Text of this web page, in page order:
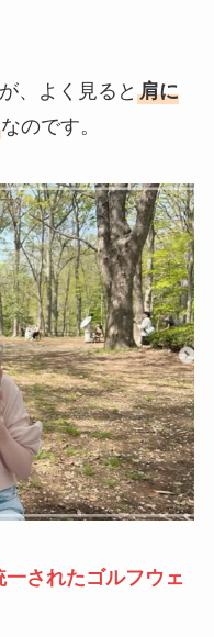
、よく見ると 肩に
なのです。
されたゴルフウェ